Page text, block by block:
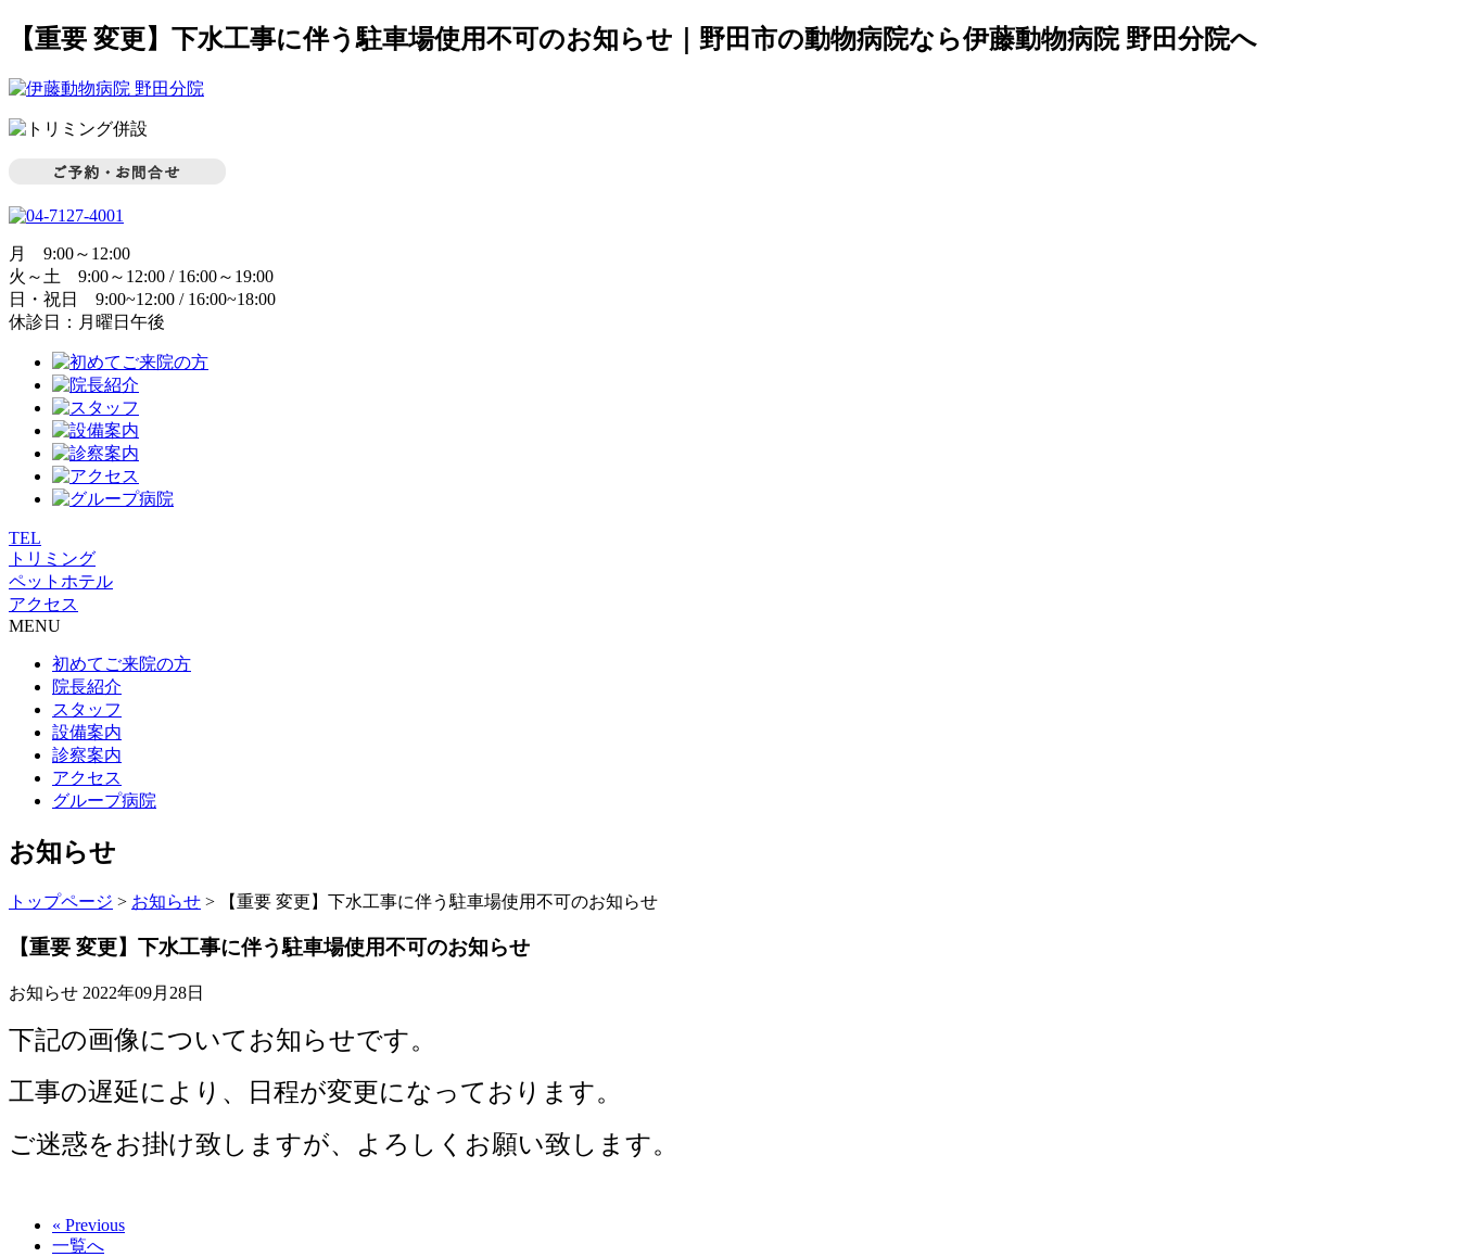
【重要 変更】下水工事に伴う駐車場使用不可のお知らせ｜野田市の動物病院なら伊藤動物病院 野田分院へ
月 9:00～12:00
火～土 9:00～12:00 / 16:00～19:00
日・祝日 9:00~12:00 / 16:00~18:00
休診日：月曜日午後
TEL
トリミング
ペットホテル
アクセス
MENU
初めてご来院の方
院長紹介
スタッフ
設備案内
診察案内
アクセス
グループ病院
お知らせ
トップページ > お知らせ > 【重要 変更】下水工事に伴う駐車場使用不可のお知らせ
【重要 変更】下水工事に伴う駐車場使用不可のお知らせ
お知らせ 2022年09月28日
下記の画像についてお知らせです。
工事の遅延により、日程が変更になっております。
ご迷惑をお掛け致しますが、よろしくお願い致します。
« Previous
一覧へ